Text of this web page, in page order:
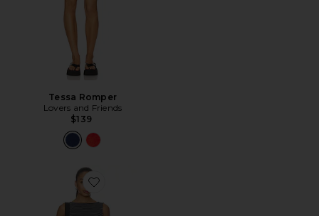
Tessa Romper
Lovers and Friends
$139
Favorite Matilda Short Set